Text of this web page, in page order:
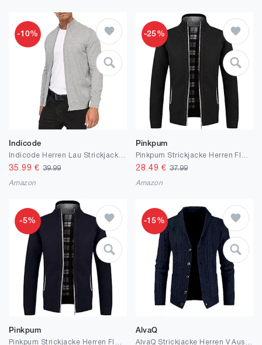
-10%
Indicode
35.99 €39.99
Amazon
-25%
Pinkpum
28.49 € 37.99
Amazon
-5%
Pinkpum
-15%
AlvaQ